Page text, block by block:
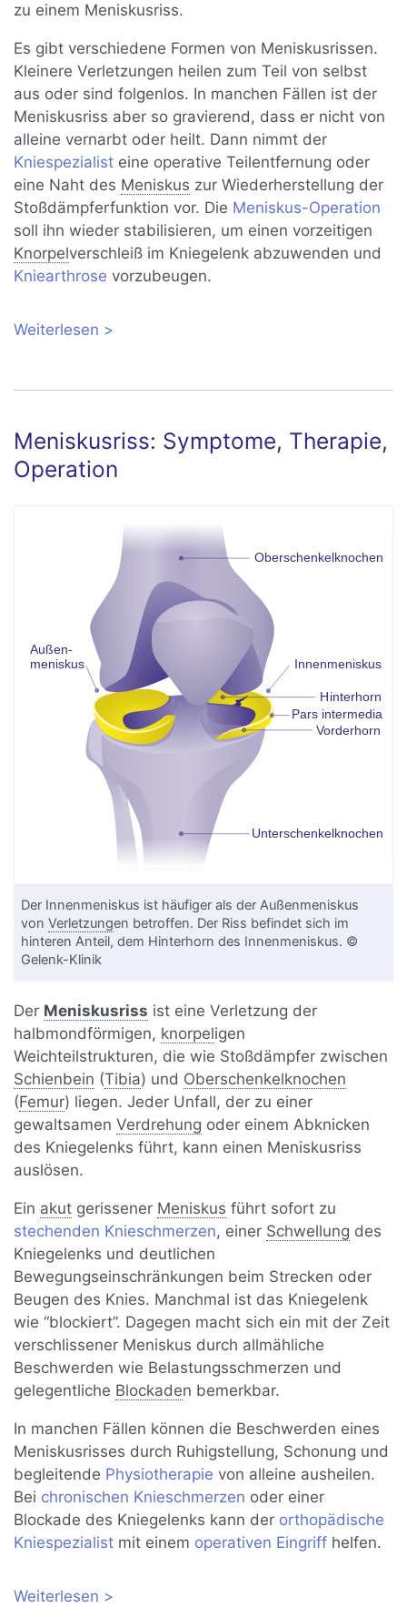
zu einem Meniskusriss.
Es gibt verschiedene Formen von Meniskusrissen.
Kleinere Verletzungen heilen zum Teil von selbst
aus oder sind folgenlos. In manchen Fällen ist der
Meniskusriss aber so gravierend, dass er nicht von
alleine vernarbt oder heilt. Dann nimmt der
Kniespezialist eine operative Teilentfernung oder
eine Naht des Meniskus zur Wiederherstellung der
Stoßdämpferfunktion vor. Die Meniskus-Operation
soll ihn wieder stabilisieren, um einen vorzeitigen
Knorpelverschleiß im Kniegelenk abzuwenden und
Kniearthrose vorzubeugen.
Weiterlesen über Meniskusriss: Symptome,
Meniskusriss: Symptome, Therapie,
Operation
Der Innenmeniskus ist häufiger als der Außenmeniskus
vonVerletzungen betroffen. Der Riss befindet sich im
hinteren Anteil, dem Hinterhorn des Innenmeniskus. ©
Gelenk-Klinik
Der Meniskusriss ist eine Verletzung der
halbmondförmigen, knorpeligen
Weichteilstrukturen, die wie Stoßdämpfer zwischen
Schienbein (Tibia) und Oberschenkelknochen
(Femur) liegen. Jeder Unfall, der zu einer
gewaltsamenVerdrehung oder einem Abknicken
des Kniegelenks führt, kann einen Meniskusriss
auslösen.
Ein akut gerissener Meniskus führt sofort zu
stechenden Knieschmerzen, einer Schwellung des
Kniegelenks und deutlichen
Bewegungseinschränkungen beim Strecken oder
Beugen des Knies. Manchmal ist das Kniegelenk
wie “blockiert”. Dagegen macht sich ein mit der Zeit
verschlissener Meniskus durch allmähliche
Beschwerden wie Belastungsschmerzen und
gelegentliche Blockaden bemerkbar.
In manchen Fällen können die Beschwerden eines
Meniskusrisses durch Ruhigstellung, Schonung und
begleitende Physiotherapie von alleine ausheilen.
Bei chronischen Knieschmerzen oder einer
Blockade des Kniegelenks kann der orthopädische
Kniespezialist mit einem operativen Eingriff helfen.
Weiterlesen über Meniskusriss: Symptome,